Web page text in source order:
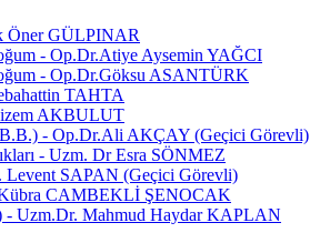
Öner GÜLPINAR
- Op.Dr.Atiye Aysemin YAĞCI
- Op.Dr.Göksu ASANTÜRK
TAHTA
AKBULUT
- Op.Dr.Ali AKÇAY (Geçici Görevli)
- Uzm. Dr Esra SÖNMEZ
Levent SAPAN (Geçici Görevli)
CAMBEKLİ ŞENOCAK
- Uzm.Dr. Mahmud Haydar KAPLAN